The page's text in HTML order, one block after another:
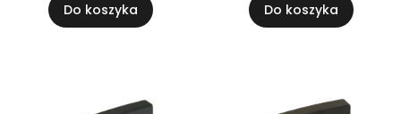
Do koszyka Do koszyka